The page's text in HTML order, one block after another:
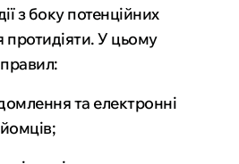
з боку потенційних
протидіяти. У цьому
та електронні